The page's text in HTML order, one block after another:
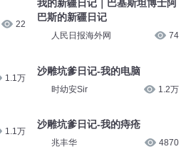
22
1.1万
1.1万
我的新疆日记｜巴基斯坦博士阿
巴斯的新疆日记
人民日报海外网 74
沙雕坑爹日记-我的电脑
时幼安Sir 1.2万
沙雕坑爹日记-我的痔疮
兆丰华 4870